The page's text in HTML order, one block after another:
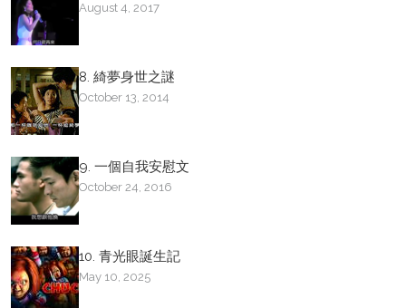
August 4, 2017
8. 綺夢身世之謎
October 13, 2014
9. 一個自我安慰文
October 24, 2016
10. 青光眼誕生記
May 10, 2025